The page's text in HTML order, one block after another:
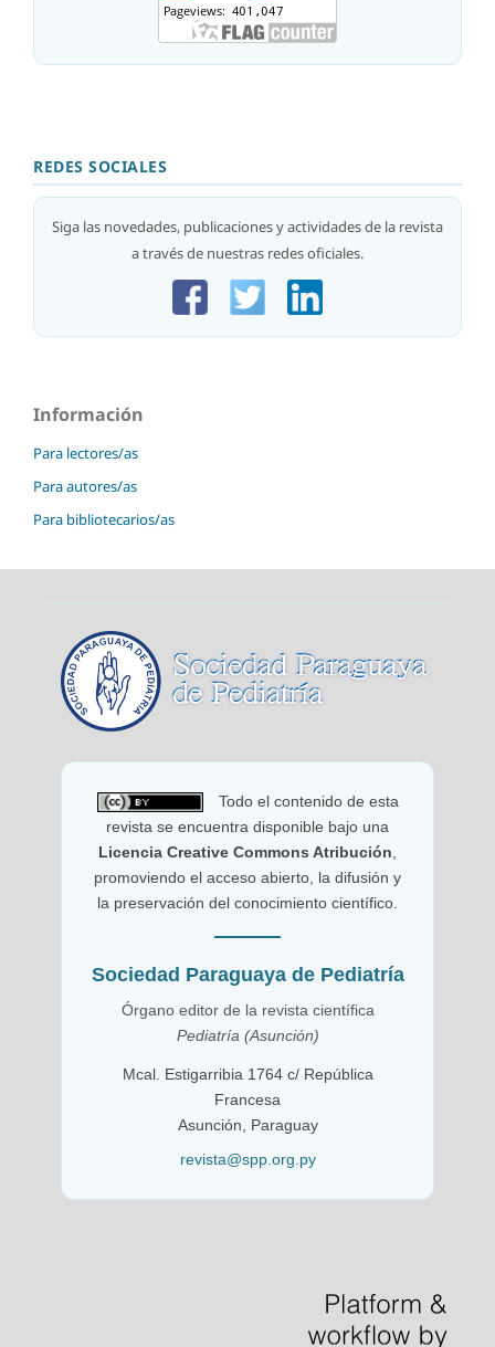
REDES SOCIALES
Siga las novedades, publicaciones y actividades de la revista
a través de nuestras redes oficiales.
Información
Para lectores/as
Para autores/as
Para bibliotecarios/as
Todo el contenido de esta
revista se encuentra disponible bajo una
Licencia Creative Commons Atribución
promoviendo el acceso abierto, la difusión y
la preservación del conocimiento científico.
Sociedad Paraguaya de Pediatría
Órgano editor de la revista científica
Pediatría (Asunción)
Mcal. Estigarribia 1764 c/ República
Francesa
Asunción, Paraguay
revista@spp.org.py